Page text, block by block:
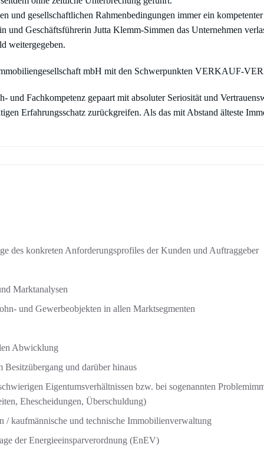
und gesellschaftlichen Rahmenbedingungen immer ein
und Geschäftsführerin Jutta Klemm-Simmen das Unternehmen
weitergegeben.
mbH mit den Schwerpunkten VERKAUF-
und Fachkompetenz gepaart mit absoluter Seriosität und
Erfahrungsschatz zurückgreifen. Als das mit Abstand älteste
des konkreten Anforderungsprofiles der Kunden und Auftraggeber
Marktanalysen
und Gewerbeobjekten in allen Marktsegmenten
Abwicklung
und darüber hinaus
Eigentumsverhältnissen bzw. bei sogenannten
Ehescheidungen, Überschuldung)
/ kaufmännische und technische Immobilienverwaltung
der Energieeinsparverordnung (EnEV)